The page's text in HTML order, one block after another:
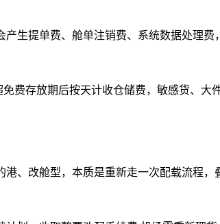
提单费、舱单注销费、系统数据处理费
存放期后按天计收仓储费，敏感货、大
改舱型，本质是重新走一次配载流程，